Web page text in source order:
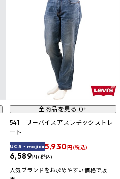
全商品を見る ()+
541 リーバイスアスレチックストレ
ート
UCS・majica5,930円 (税込)
6,589円 (税込)
人気ブランドをお求めやすい価格で販